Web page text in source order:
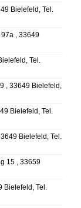
Bielefeld, Tel.
, 33649
Tel.
, 33649 Bielefeld,
Bielefeld, Tel.
Bielefeld, Tel.
15 , 33659
Bielefeld, Tel.